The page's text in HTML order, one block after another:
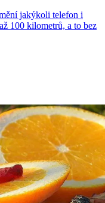
jakýkoli telefon i
100 kilometrů, a to bez